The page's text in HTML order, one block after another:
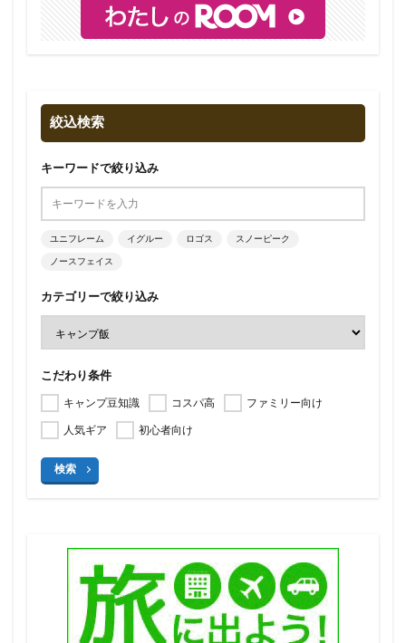
絞込検索
キーワードで絞り込み
ユニフレーム イグルー ロゴス スノーピーク
ノースフェイス
カテゴリーで絞り込み
こだわり条件
キャンプ豆知識 コスパ高 ファミリー向け
人気ギア 初心者向け
検索